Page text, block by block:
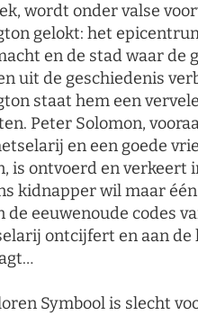
wordt onder valse
gelokt: het
en de stad waar de
uit de geschiedenis
staat hem een
Peter Solomon,
en een goede
is ontvoerd en verkeert
kidnapper wil maar
de eeuwenoude codes
ontcijfert en aan de
Symbool is slecht